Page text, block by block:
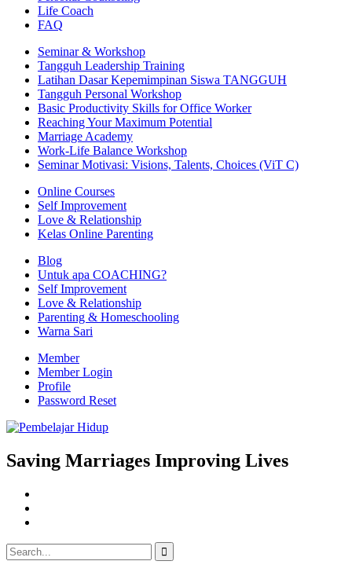
Life Coach
FAQ
Seminar & Workshop
Tangguh Leadership Training
Latihan Dasar Kepemimpinan Siswa TANGGUH
Tangguh Personal Workshop
Basic Productivity Skills for Office Worker
Reaching Your Maximum Potential
Marriage Academy
Work-Life Balance Workshop
Seminar Motivasi: Visions, Talents, Choices (ViT C)
Online Courses
Self Improvement
Love & Relationship
Kelas Online Parenting
Blog
Untuk apa COACHING?
Self Improvement
Love & Relationship
Parenting & Homeschooling
Warna Sari
Member
Member Login
Profile
Password Reset
Skip
content
Saving Marriages Improving Lives
Search
for: